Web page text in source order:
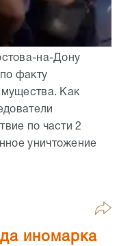
на-Дону
факту
Как
по части 2
уничтожение
иномарка